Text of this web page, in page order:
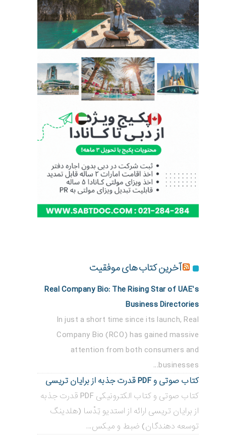
آخرین کتاب های موفقیت
Real Company Bio: The Rising Star of UAE’s
Business Directories
In just a short time since its launch, Real
Company Bio (RCO) has gained massive
attention from both consumers and
businesses...
کتاب صوتی و PDF قدرت جذبه از برایان تریسی
کتاب صوتی و کتاب الکترونیکی PDF قدرت جذبه
از برایان تریسی ارائه از استدیو تِدْسا (هلدینگ
توسعه دهندگان) ضبط و میکس...